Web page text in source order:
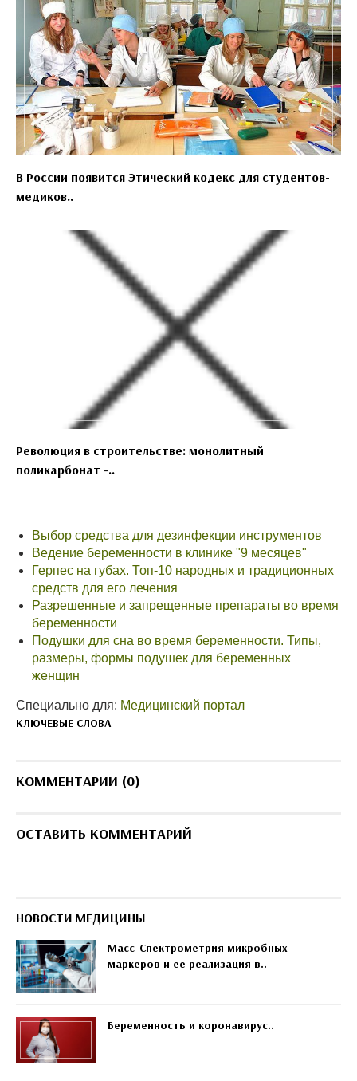
В России появится Этический кодекс для студентов-
медиков..
Революция в строительстве: монолитный
поликарбонат -..
Выбор средства для дезинфекции инструментов
Ведение беременности в клинике "9 месяцев"
Герпес на губах. Топ-10 народных и традиционных
средств для его лечения
Разрешенные и запрещенные препараты во время
беременности
Подушки для сна во время беременности. Типы,
размеры, формы подушек для беременных
женщин
Специально для: Медицинский портал
КЛЮЧЕВЫЕ СЛОВА
КОММЕНТАРИИ (0)
ОСТАВИТЬ КОММЕНТАРИЙ
НОВОСТИ МЕДИЦИНЫ
Масс-Спектрометрия микробных
маркеров и ее реализация в..
Беременность и коронавирус..